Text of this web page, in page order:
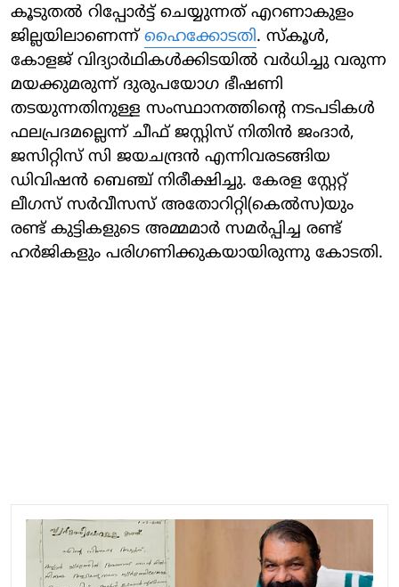
കൂടുതല്‍ റിപ്പോര്‍ട്ട് ചെയ്യുന്നത് എറണാകുളം
ജില്ലയിലാണെന്ന്ഹൈക്കോടതി. സ്‌കൂള്‍,
കോളജ് വിദ്യാര്‍ഥികള്‍ക്കിടയില്‍ വര്‍ധിച്ചു വരുന്ന
മയക്കുമരുന്ന് ദുരുപയോഗ ഭീഷണി
തടയുന്നതിനുള്ള സംസ്ഥാനത്തിന്റെ നടപടികള്‍
ഫലപ്രദമല്ലെന്ന് ചീഫ് ജസ്റ്റിസ് നിതിന്‍ ജംദാര്‍,
ജസിറ്റിസ് സി ജയചന്ദ്രന്‍ എന്നിവരടങ്ങിയ
ഡിവിഷന്‍ ബെഞ്ച് നിരീക്ഷിച്ചു. കേരള സ്റ്റേറ്റ്
ലീഗസ് സര്‍വീസസ് അതോറിറ്റി(കെല്‍സ)യും
രണ്ട് കുട്ടികളുടെ അമ്മമാര്‍ സമര്‍പ്പിച്ച രണ്ട്
ഹര്‍ജികളും പരിഗണിക്കുകയായിരുന്നു കോടതി.